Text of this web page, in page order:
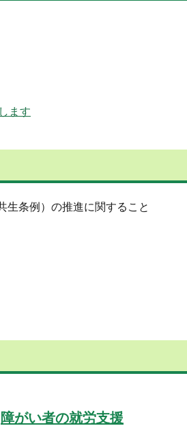
ます
生条例）の推進に関すること
障がい者の就労支援